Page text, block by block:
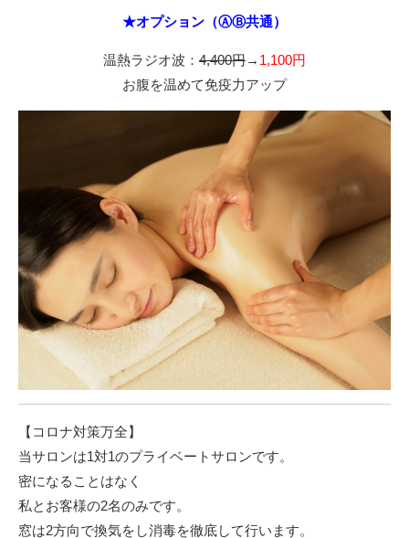
★オプション（ⒶⒷ共通）
温熱ラジオ波： 4,400円→ 1,100円
お腹を温めて免疫力アップ
【コロナ対策万全】
当サロンは1対1のプライベートサロンです。
密になることはなく
私とお客様の2名のみです。
窓は2方向で換気をし消毒を徹底して行います。